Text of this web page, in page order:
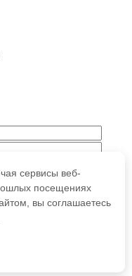
сервисы веб-
посещениях
вы соглашаетесь